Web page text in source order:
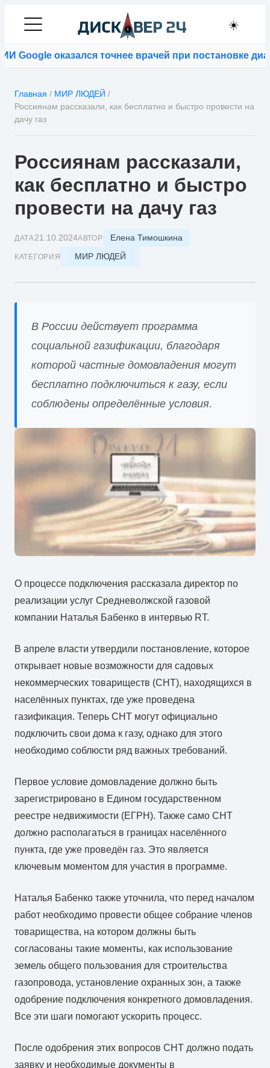
☀️
оказался точнее врачей при постановке
Главная / МИР ЛЮДЕЙ /
Россиянам рассказали, как бесплатно и быстро провести на
дачу газ
Россиянам рассказали,
как бесплатно и быстро
провести на дачу газ
ДАТА21.10.2024АВТОР Елена Тимошкина
КАТЕГОРИЯ МИР ЛЮДЕЙ
В России действует программа
социальной газификации, благодаря
которой частные домовладения могут
бесплатно подключиться к газу, если
соблюдены определённые условия.
О процессе подключения рассказала директор по
реализации услуг Средневолжской газовой
компании Наталья Бабенко в интервью RT.
В апреле власти утвердили постановление, которое
открывает новые возможности для садовых
некоммерческих товариществ (СНТ), находящихся в
населённых пунктах, где уже проведена
газификация. Теперь СНТ могут официально
подключить свои дома к газу, однако для этого
необходимо соблюсти ряд важных требований.
Первое условие домовладение должно быть
зарегистрировано в Едином государственном
реестре недвижимости (ЕГРН). Также само СНТ
должно располагаться в границах населённого
пункта, где уже проведён газ. Это является
ключевым моментом для участия в программе.
Наталья Бабенко также уточнила, что перед началом
работ необходимо провести общее собрание членов
товарищества, на котором должны быть
согласованы такие моменты, как использование
земель общего пользования для строительства
газопровода, установление охранных зон, а также
одобрение подключения конкретного домовладения.
Все эти шаги помогают ускорить процесс.
После одобрения этих вопросов СНТ должно подать
заявку и необходимые документы в